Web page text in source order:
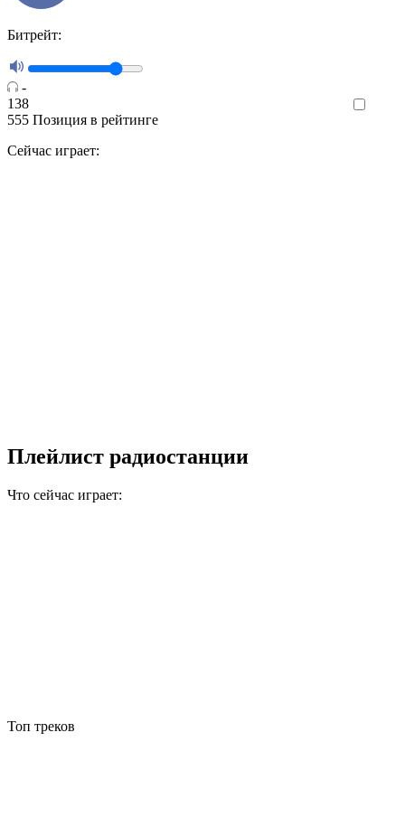
Битрейт:
-
138
555 Позиция в рейтинге
Сейчас играет:
Плейлист радиостанции
Что сейчас играет:
Топ треков